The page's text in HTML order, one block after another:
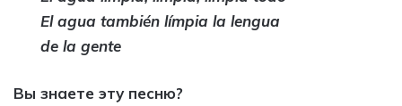
El agua también límpia la lengua
de la gente
Вы знаете эту песню?